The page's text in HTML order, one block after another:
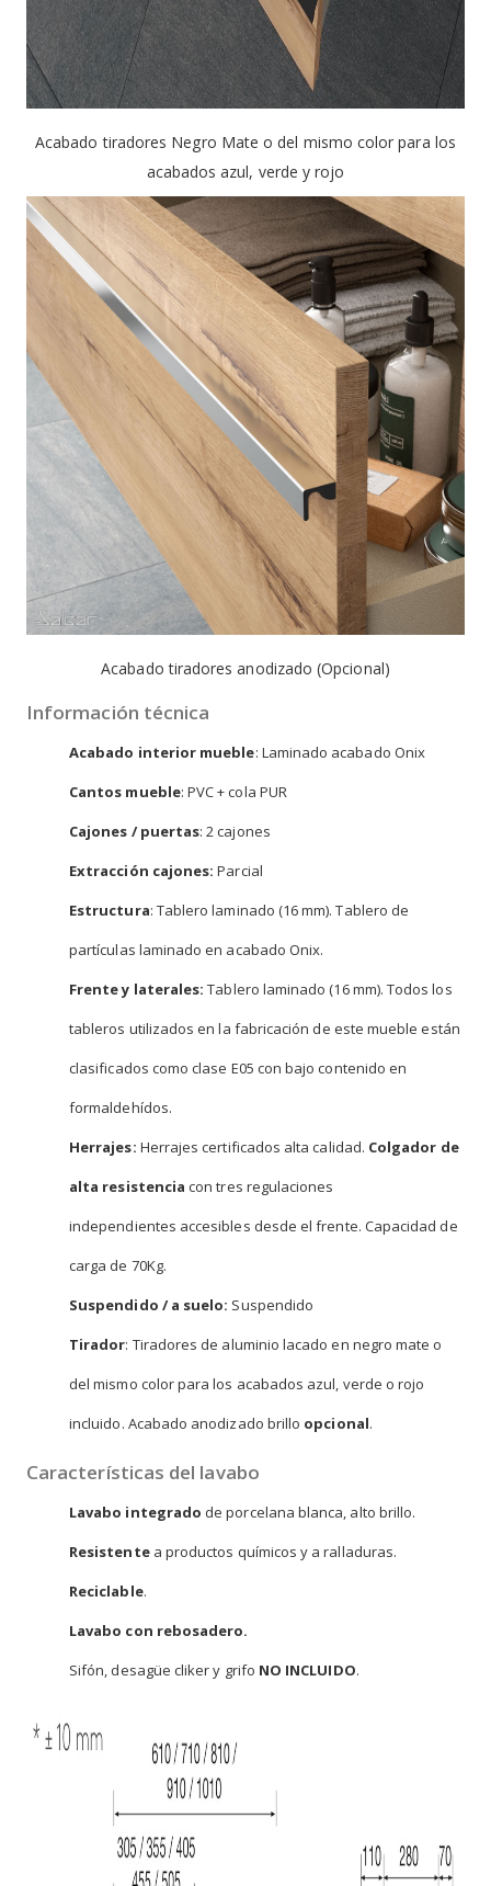
Acabado tiradores Negro Mate o del mismo color para los
acabados azul, verde y rojo
Acabado tiradores anodizado (Opcional)
Información técnica
Acabado interior mueble: Laminado acabado Onix
Cantos mueble: PVC + cola PUR
Cajones / puertas: 2 cajones
Extracción cajones: Parcial
Estructura: Tablero laminado (16 mm). Tablero de
partículas laminado en acabado Onix.
Frente y laterales: Tablero laminado (16 mm). Todos los
tableros utilizados en la fabricación de este mueble están
clasificados como clase E05 con bajo contenido en
formaldehídos.
Herrajes: Herrajes certificados alta calidad. Colgador de
alta resistencia con tres regulaciones
independientes accesibles desde el frente. Capacidad de
carga de 70Kg.
Suspendido / a suelo: Suspendido
Tirador: Tiradores de aluminio lacado en negro mate o
del mismo color para los acabados azul, verde o rojo
incluido. Acabado anodizado brillo opcional.
Características del lavabo
Lavabo integrado de porcelana blanca, alto brillo.
Resistentea productos químicos y a ralladuras.
Reciclable.
Lavabo con rebosadero.
Sifón, desagüe cliker y grifo NO INCLUIDO.